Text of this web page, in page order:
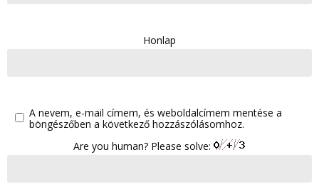
Honlap
A nevem, e-mail címem, és weboldalcímem mentése a
böngészőben a következő hozzászólásomhoz.
Are you human? Please solve: